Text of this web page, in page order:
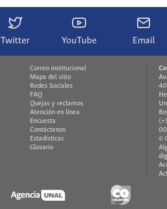
Twitter YouTube Email
Correo institucional
Mapa del sitio
Redes Sociales
FAQ
Quejas y reclamos
Atención en línea
Encuesta
Contáctenos
Estadísticas
Glosario
©